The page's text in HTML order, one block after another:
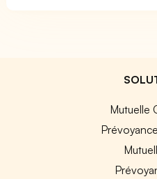
Mutuelle